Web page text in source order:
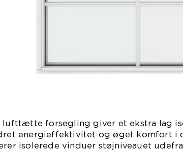
lufttætte forsegling giver et ekstra lag
energieffektivitet og øget komfort i
isolerede vinduer støjniveauet